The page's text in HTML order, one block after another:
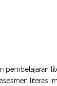
pembelajaran
literasi